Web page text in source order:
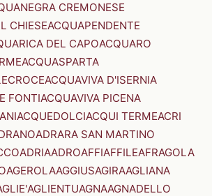
CREMONESE
CHIESEACQUAPENDENTE
DEL CAPOACQUARO
ACQUASPARTA
ACQUAVIVA D'ISERNIA
FONTIACQUAVIVA PICENA
ACQUEDOLCIACQUI TERMEACRI
ADRARA SAN MARTINO
ADRIAADROAFFIAFFILEAFRAGOLA
AGEROLAAGGIUSAGIRAAGLIANA
AGLIENTUAGNAAGNADELLO